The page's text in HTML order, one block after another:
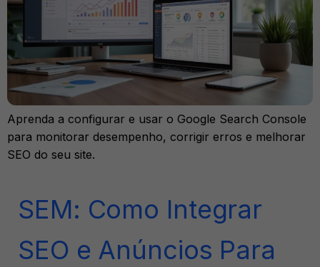
Aprenda a configurar e usar o Google Search Console
para monitorar desempenho, corrigir erros e melhorar
SEO do seu site.
SEM: Como Integrar
SEO e Anúncios Para